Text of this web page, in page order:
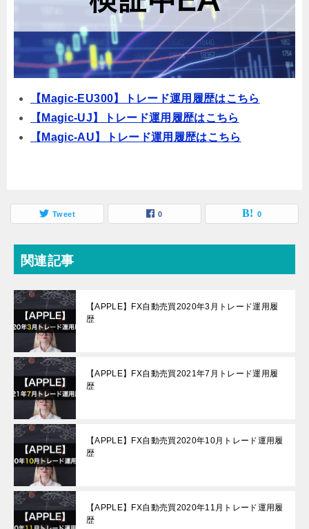
【Magic-EU300】トレード運用履歴はこちら
【Magic-UJ】トレード運用履歴はこちら
【Magic-AU】トレード運用履歴はこちら
Tweet 0 0
関連記事
【APPLE】FX自動売買2020年3月トレード運用履
歴
【APPLE】FX自動売買2021年7月トレード運用履
歴
【APPLE】FX自動売買2020年10月トレード運用履
歴
【APPLE】FX自動売買2020年11月トレード運用履
歴